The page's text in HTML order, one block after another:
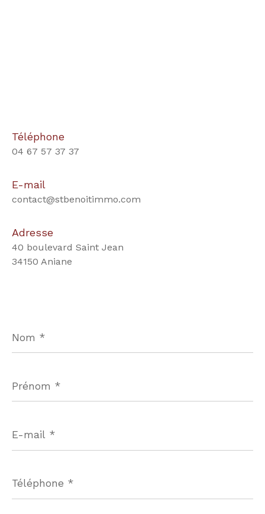
Téléphone
04 67 57 37 37
E-mail
contact@stbenoitimmo.com
Adresse
40 boulevard Saint Jean
34150 Aniane
*
*
mail
*
*